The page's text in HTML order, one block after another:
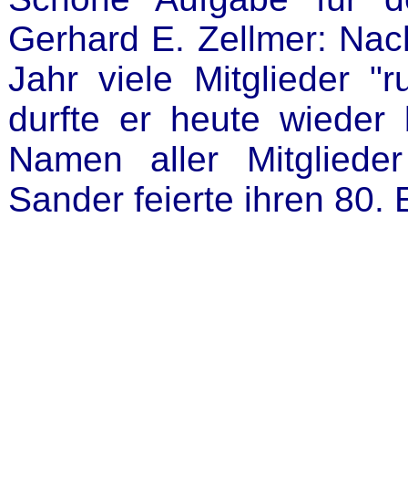
Gerhard E. Zellmer:
Jahr viele Mitglieder
durfte er heute wieder
Namen aller
Sander feierte ihren 80.